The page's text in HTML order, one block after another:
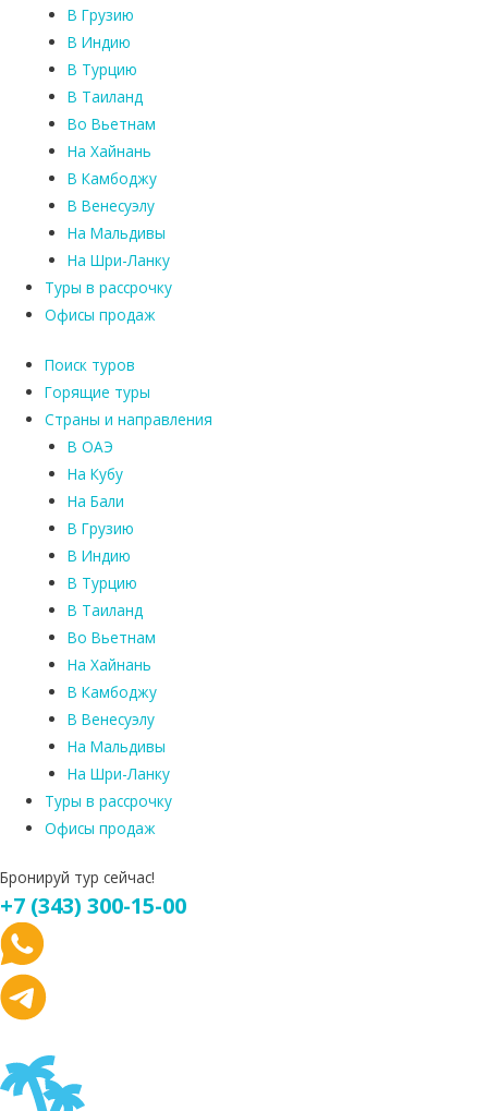
В Грузию
В Индию
В Турцию
В Таиланд
Во Вьетнам
На Хайнань
В Камбоджу
В Венесуэлу
На Мальдивы
На Шри-Ланку
Туры в рассрочку
Офисы продаж
Поиск туров
Горящие туры
Страны и направления
В ОАЭ
На Кубу
На Бали
В Грузию
В Индию
В Турцию
В Таиланд
Во Вьетнам
На Хайнань
В Камбоджу
В Венесуэлу
На Мальдивы
На Шри-Ланку
Туры в рассрочку
Офисы продаж
Бронируй тур сейчас!
+7 (343) 300-15-00